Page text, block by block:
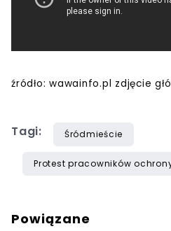
źródło: wawainfo.pl zdjęcie
Tagi: Śródmieście
Protest pracowników
Powiązane